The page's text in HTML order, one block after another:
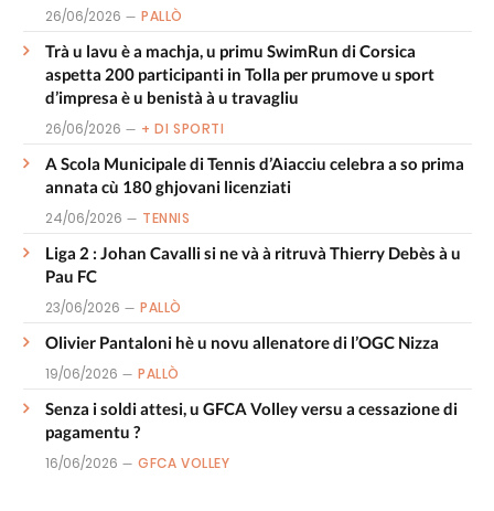
26/06/2026 PALLÒ
Trà u lavu è a machja, u primu SwimRun di Corsica
aspetta 200 participanti in Tolla per prumove u sport
d’impresa è u benistà à u travagliu
26/06/2026 + DI SPORTI
A Scola Municipale di Tennis d’Aiacciu celebra a so prima
annata cù 180 ghjovani licenziati
24/06/2026 TENNIS
Liga 2 : Johan Cavalli si ne và à ritruvà Thierry Debès à u
Pau FC
23/06/2026 PALLÒ
Olivier Pantaloni hè u novu allenatore di l’OGC Nizza
19/06/2026 PALLÒ
Senza i soldi attesi, u GFCA Volley versu a cessazione di
pagamentu ?
16/06/2026 GFCA VOLLEY